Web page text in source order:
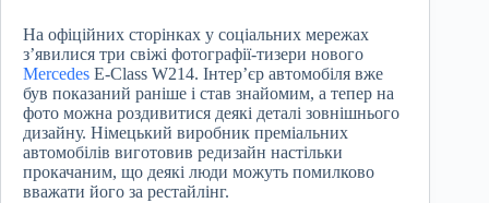
На офіційних сторінках у соціальних мережах
з’явилися три свіжі фотографії-тизери нового
Mercedes E-Class W214. Інтер’єр автомобіля вже
був показаний раніше і став знайомим, а тепер на
фото можна роздивитися деякі деталі зовнішнього
дизайну. Німецький виробник преміальних
автомобілів виготовив редизайн настільки
прокачаним, що деякі люди можуть помилково
вважати його за рестайлінг.